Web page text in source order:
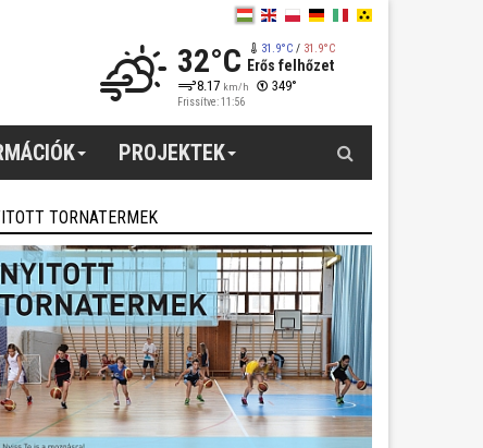
32°C 31.9°C/ 31.9°C
Erős felhőzet
8.17 km/h 349°
Frissítve: 11:56
PROJEKTEK
TORNATERMEK